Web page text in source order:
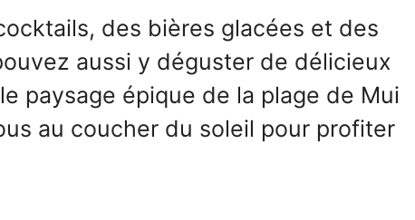
des bières glacées et des
aussi y déguster de délicieux
paysage épique de la plage de Mui
au coucher du soleil pour profiter